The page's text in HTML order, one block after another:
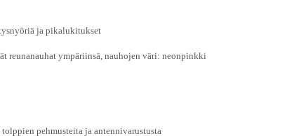
ja pikalukitukset
reunanauhat ympäriinsä, nauhojen väri: neonpinkki
pehmusteita ja antennivarustusta